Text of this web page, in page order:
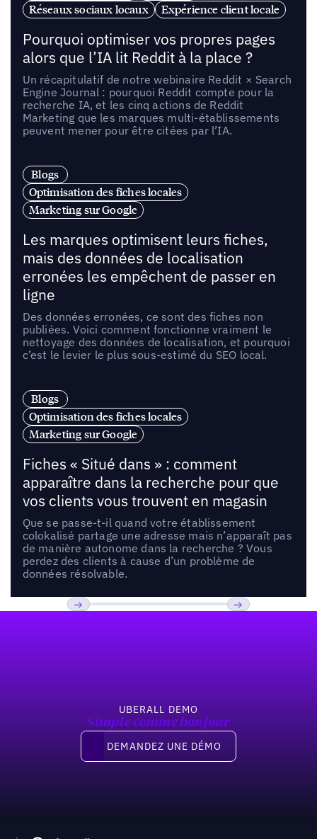
Réseaux sociaux locaux
Expérience client locale
Pourquoi optimiser vos propres pages
alors que l’IA lit Reddit à la place ?
Un récapitulatif de notre webinaire Reddit × Search
Engine Journal : pourquoi Reddit compte pour la
recherche IA, et les cinq actions de Reddit
Marketing que les marques multi-établissements
peuvent mener pour être citées par l’IA.
Blogs
Optimisation des fiches locales
Marketing sur Google
Les marques optimisent leurs fiches,
mais des données de localisation
erronées les empêchent de passer en
ligne
Des données erronées, ce sont des fiches non
publiées. Voici comment fonctionne vraiment le
nettoyage des données de localisation, et pourquoi
c’est le levier le plus sous-estimé du SEO local.
Blogs
Optimisation des fiches locales
Marketing sur Google
Fiches « Situé dans » : comment
apparaître dans la recherche pour que
vos clients vous trouvent en magasin
Que se passe-t-il quand votre établissement
colokalisé partage une adresse mais n’apparaît pas
de manière autonome dans la recherche ? Vous
perdez des clients à cause d’un problème de
données résolvable.
UBERALL DEMO
Simple comme bonjour
Demandez une démo
DEMANDEZ UNE DÉMO